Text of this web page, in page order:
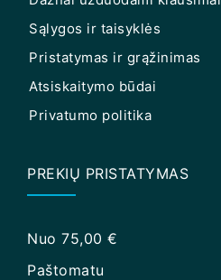
Sąlygos ir taisyklės
Pristatymas ir grąžinimas
Atsiskaitymo būdai
Privatumo politika
PREKIŲ PRISTATYMAS
Nuo 75,00 €
Paštomatu